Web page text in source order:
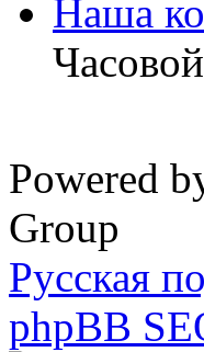
Наша
Powered
Group
Русская
phpBB